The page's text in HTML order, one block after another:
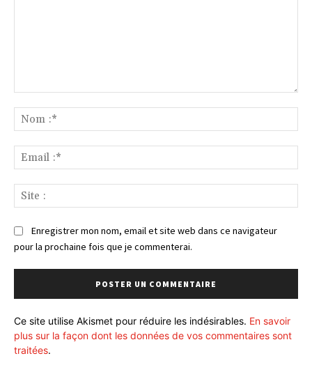
:*
:*
:
Enregistrer mon nom, email et site web dans ce navigateur
pour la prochaine fois que je commenterai.
Ce site utilise Akismet pour réduire les indésirables. En savoir
plus sur la façon dont les données de vos commentaires sont
traitées.